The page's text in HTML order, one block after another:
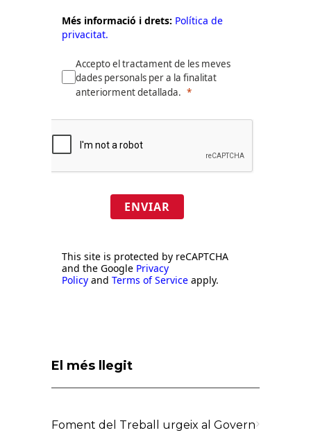
Més informació i drets: Política de
privacitat.
Accepto el tractament de les meves
dades personals per a la finalitat
anteriorment detallada.
ENVIAR
This site is protected by reCAPTCHA
and the Google Privacy
Policy and Terms of Service apply.
El més llegit
Foment del Treball urgeix al Govern